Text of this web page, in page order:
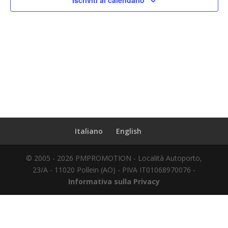
Italiano English
© 2005 - 2026 PMPROMOTION - Località Autoporto,
23/A - 11020 Pollein (AO) - PIVA IT01068970076 -
Informativa sulla Privacy